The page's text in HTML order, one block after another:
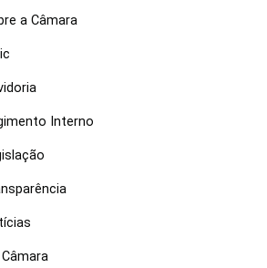
a Câmara
Interno